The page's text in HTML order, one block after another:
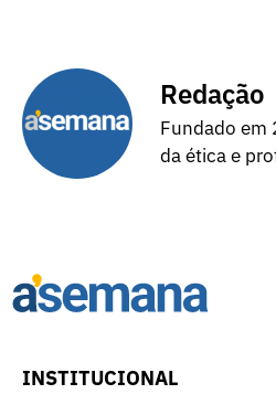
Redação
Fundado em
da ética e
INSTITUCIONAL